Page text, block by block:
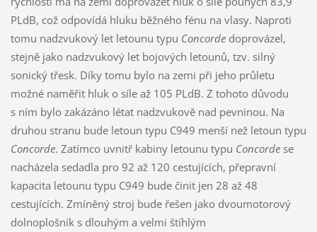
PLdB, což odpovídá hluku běžného fénu na vlasy. Naproti
tomu nadzvukový let letounu typu Concordedoprovázel,
stejně jako nadzvukový let bojových letounů, tzv. silný
sonický třesk. Díky tomu bylo na zemi při jeho průletu
možné naměřit hluk o síle až 105 PLdB. Z tohoto důvodu
s ním bylo zakázáno létat nadzvukově nad pevninou. Na
druhou stranu bude letoun typu C949 menší než letoun typu
Concorde. Zatímco uvnitř kabiny letounu typu Concordese
nacházela sedadla pro 92 až 120 cestujících, přepravní
kapacita letounu typu C949 bude činit jen 28 až 48
cestujících. Zmíněný stroj bude řešen jako dvoumotorový
dolnoplošník s dlouhým a velmi štíhlým